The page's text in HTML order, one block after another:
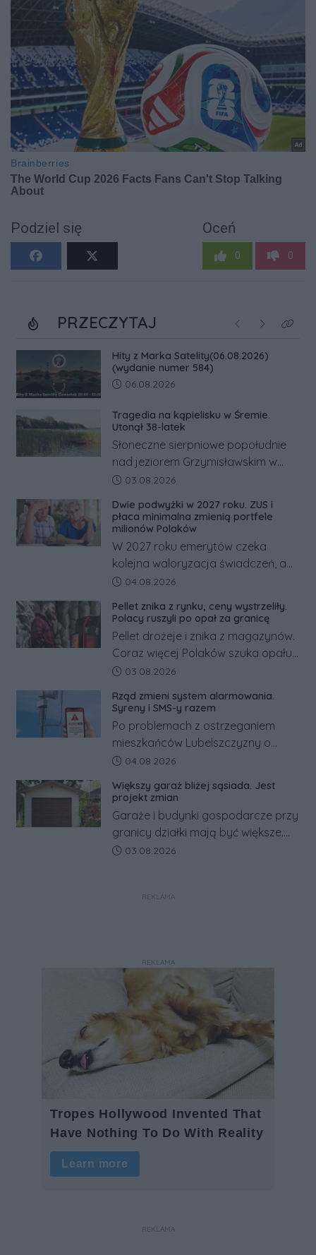
Podziel się Oceń
0 0
PRZECZYTAJ Poprzednie
NastępneKliknij
Hity z Marka Satelity(06.08.2026)
(wydanie numer 584)
Data dodania artykułu:
06.08.2026
Tragedia na kąpielisku w Śremie.
Utonął 38-latek
Słoneczne sierpniowe popołudnie
nad jeziorem Grzymisławskim w
powiecie śremskim zakończyło się
odwrócić nawet natychmiastowe
działania służb ratunkowych.
Data dodania artykułu:
03.08.2026
Dwie podwyżki w 2027 roku. ZUS i
płaca minimalna zmienią portfele
milionów Polaków
W 2027 roku emerytów czeka
kolejna waloryzacja świadczeń, a
pracowników podwyżka płacy
tym zmianom zyskają.
Data dodania artykułu:
04.08.2026
Pellet znika z rynku, ceny wystrzeliły.
Polacy ruszyli po opał za granicę
Pellet drożeje i znika z magazynów.
Coraz więcej Polaków szuka opału
za granicą, gdzie bywa nawet
Co się dzieje?
Data dodania artykułu:
03.08.2026
Rząd zmieni system alarmowania.
Syreny i SMS-y razem
Po problemach z ostrzeganiem
mieszkańców Lubelszczyzny o
rosyjskim zagrożeniu rząd
alarmowych, alertów RCB i aplikacji
w jeden system.
Data dodania artykułu:
04.08.2026
Większy garaż bliżej sąsiada. Jest
projekt zmian
Garaże i budynki gospodarcze przy
granicy działki mają być większe.
Projekt zaostrza też zasady
Data dodania artykułu:
03.08.2026
REKLAMA
REKLAMA
REKLAMA